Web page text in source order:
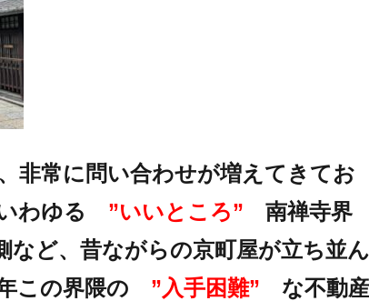
非常に問い合わせが増えてきてお
わゆる ”いいところ” 南禅寺界
など、昔ながらの京町屋が立ち並ん
この界隈の ”入手困難” な不動産